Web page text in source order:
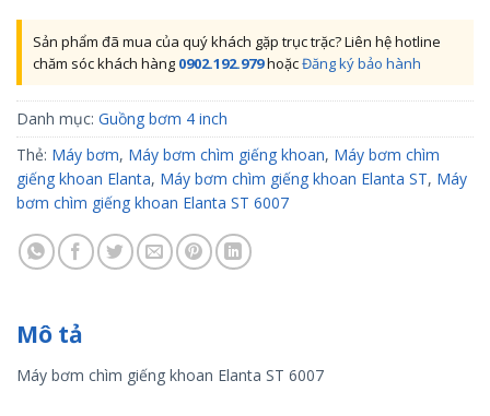
Sản phẩm đã mua của quý khách gặp trục trặc? Liên hệ hotline
chăm sóc khách hàng 0902.192.979hoặcĐăng ký bảo hành
Danh mục: Guồng bơm 4 inch
Thẻ: Máy bơm, Máy bơm chìm giếng khoan, Máy bơm chìm
giếng khoan Elanta, Máy bơm chìm giếng khoan Elanta ST, Máy
bơm chìm giếng khoan Elanta ST 6007
Mô tả
Máy bơm chìm giếng khoan Elanta ST 6007